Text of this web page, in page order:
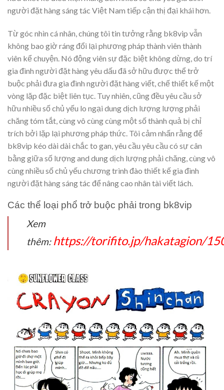
người đặt hàng sáng tác Việt Nam tiếp cận thị đại khái hơn.
Từ góc nhìn cá nhân, chúng tôi tin tưởng rằng bk8vip vẫn
không bao giờ ráng đổi lại phương pháp thành viên thành
viên kể chuyện. Nó động viên sự đặc biệt không dừng, do trí
gia đình người đặt hàng yêu dấu đã sở hữu được thể trở
buộc phải đưa gia đình người đặt hàng viết, chế thiết kế một
vòng lặp đặc biệt liên tục. Tuy nhiên, cũng đều yêu cầu sở
hữu nhiều số chủ yếu lo ngại dung dịch lượng lượng phải
chăng tóm tắt, cùng vô cùng cùng một số thành quả bị chỉ
trích bởi lặp lại phương pháp thức. Tôi cảm nhấn rằng để
bk8vip kéo dài dài chắc to gan, yêu cầu yêu cầu có sự cân
bằng giữa số lượng and dung dịch lượng phải chăng, cùng vô
cùng nhiều số chủ yếu chương trình đào thiết kế gia đình
người đặt hàng sáng tác để nâng cao nhân tài viết lách.
Các thể loại phổ trở buộc phải trong bk8vip
Xem
thêm: https://torifito.jp/hakatagion/